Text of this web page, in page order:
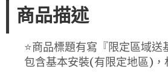
商品描述
⭐️商品標題有寫『限定區域
包含基本安裝(有限定地區)